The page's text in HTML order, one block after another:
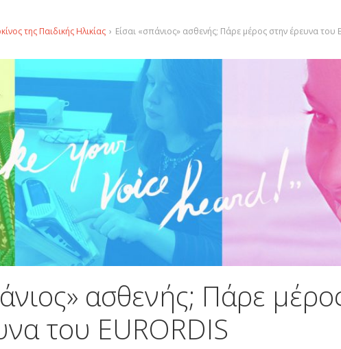
της Παιδικής Ηλικίας › Είσαι «σπάνιος» ασθενής; Πάρε μέρος στην έρευνα του
ασθενής; Πάρε
του EURORDIS